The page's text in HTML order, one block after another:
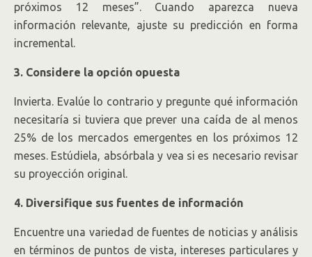
próximos 12 meses”. Cuando aparezca nueva
información relevante, ajuste su predicción en forma
incremental.
3. Considere la opción opuesta
Invierta. Evalúe lo contrario y pregunte qué información
necesitaría si tuviera que prever una caída de al menos
25% de los mercados emergentes en los próximos 12
meses. Estúdiela, absórbala y vea si es necesario revisar
su proyección original.
4. Diversifique sus fuentes de información
Encuentre una variedad de fuentes de noticias y análisis
en términos de puntos de vista, intereses particulares y